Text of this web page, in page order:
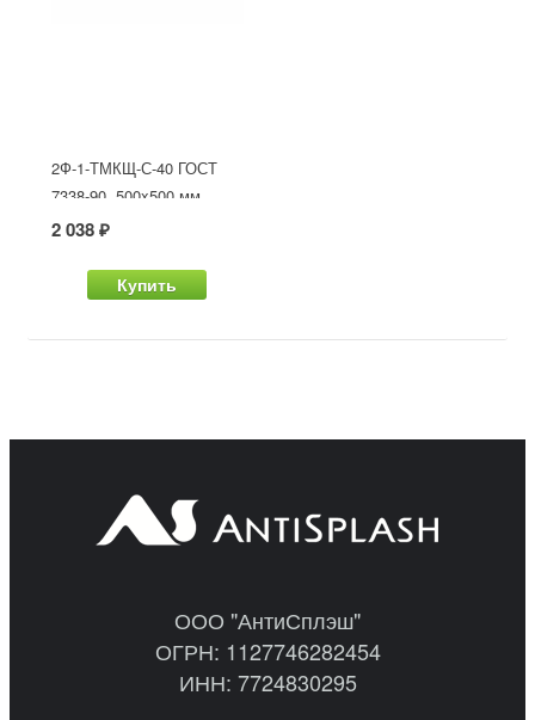
2Ф-1-ТМКЩ-С-40 ГОСТ
7338-90, 500x500 мм
2 038 ₽
Купить
ООО "АнтиСплэш"
ОГРН: 1127746282454
ИНН: 7724830295